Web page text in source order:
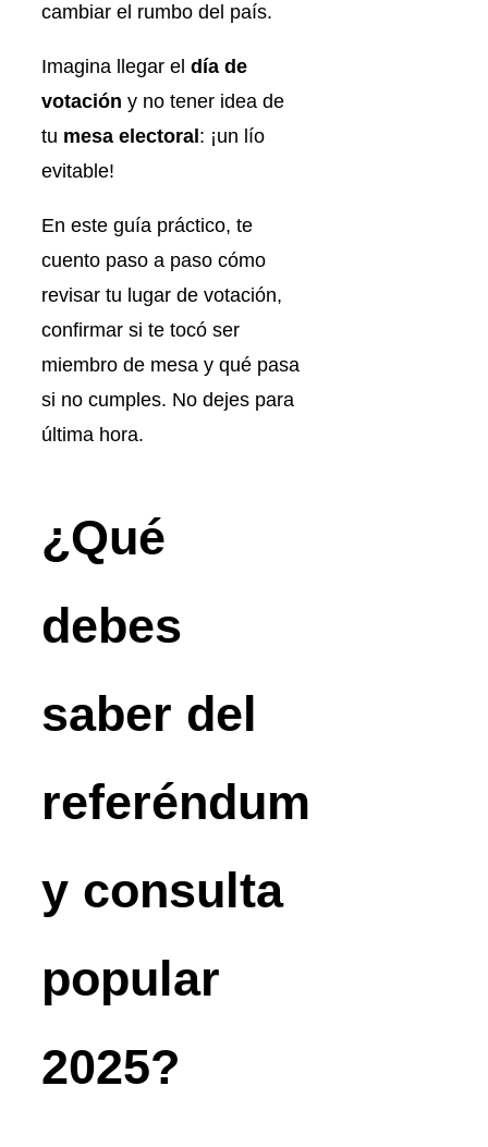
cambiar el rumbo del país.
Imagina llegar el día de
votación y no tener idea de
tu mesa electoral : ¡un lío
evitable!
En este guía práctico, te
cuento paso a paso cómo
revisar tu lugar de votación,
confirmar si te tocó ser
miembro de mesa y qué pasa
si no cumples. No dejes para
última hora.
¿Qué
debes
saber del
referéndum
y consulta
popular
2025?